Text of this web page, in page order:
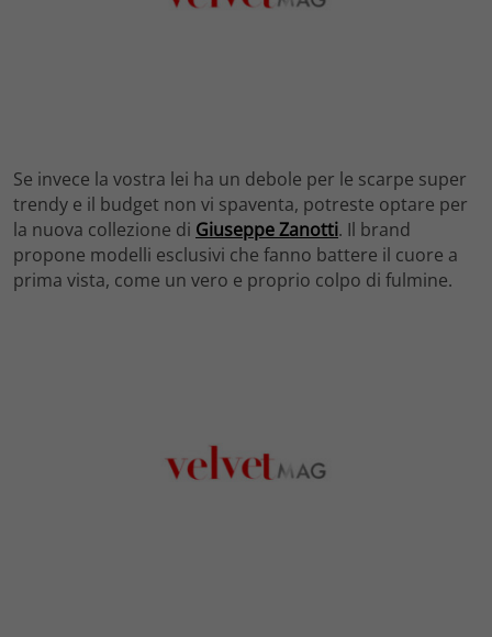
Se invece la vostra lei ha un debole per le scarpe super
trendy e il budget non vi spaventa, potreste optare per
la nuova collezione di Giuseppe Zanotti. Il brand
propone modelli esclusivi che fanno battere il cuore a
prima vista, come un vero e proprio colpo di fulmine.